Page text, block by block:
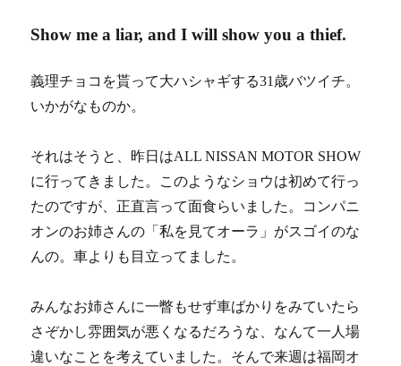
Show me a liar, and I will show you a thief.
義理チョコを貰って大ハシャギする31歳バツイチ。
いかがなものか。
それはそうと、昨日はALL NISSAN MOTOR SHOW
に行ってきました。このようなショウは初めて行っ
たのですが、正直言って面食らいました。コンパニ
オンのお姉さんの「私を見てオーラ」がスゴイのな
んの。車よりも目立ってました。
みんなお姉さんに一瞥もせず車ばかりをみていたら
さぞかし雰囲気が悪くなるだろうな、なんて一人場
違いなことを考えていました。そんで来週は福岡オ